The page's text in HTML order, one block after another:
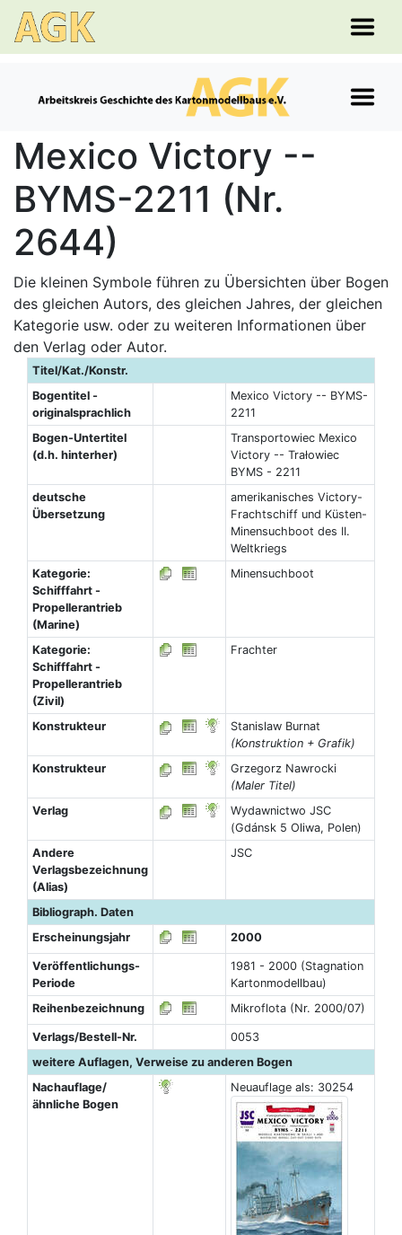
Mexico Victory --
BYMS-2211 (Nr.
2644)
Die kleinen Symbole führen zu Übersichten über Bogen
des gleichen Autors, des gleichen Jahres, der gleichen
Kategorie usw. oder zu weiteren Informationen über
den Verlag oder Autor.
Titel/Kat./Konstr.
Bogentitel -
originalsprachlich
Mexico Victory -- BYMS-
2211
Bogen-Untertitel
(d.h. hinterher)
Transportowiec Mexico
Victory -- Trałowiec
BYMS - 2211
deutsche
Übersetzung
amerikanisches Victory-
Frachtschiff und Küsten-
Minensuchboot des II.
Weltkriegs
Kategorie:
Schifffahrt -
Propellerantrieb
(Marine)
Minensuchboot
Kategorie:
Schifffahrt -
Propellerantrieb
(Zivil)
Frachter
Konstrukteur
Stanislaw Burnat
(Konstruktion + Grafik)
Konstrukteur
Grzegorz Nawrocki
(Maler Titel)
Verlag
Wydawnictwo JSC
(Gdánsk 5 Oliwa, Polen)
Andere
Verlagsbezeichnung
(Alias)
JSC
Bibliograph. Daten
Erscheinungsjahr
2000
Veröffentlichungs-
Periode
1981 - 2000 (Stagnation
Kartonmodellbau)
Reihenbezeichnung
Mikroflota (Nr. 2000/07)
Verlags/Bestell-Nr.
0053
weitere Auflagen, Verweise zu anderen Bogen
Nachauflage/
ähnliche Bogen
Neuauflage als: 30254